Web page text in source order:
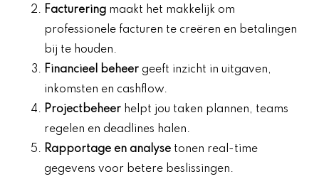
Facturering maakt het makkelijk om
professionele facturen te creëren en betalingen
bij te houden.
Financieel beheer geeft inzicht in uitgaven,
inkomsten en cashflow.
Projectbeheer helpt jou taken plannen, teams
regelen en deadlines halen.
Rapportage en analyse tonen real-time
gegevens voor betere beslissingen.